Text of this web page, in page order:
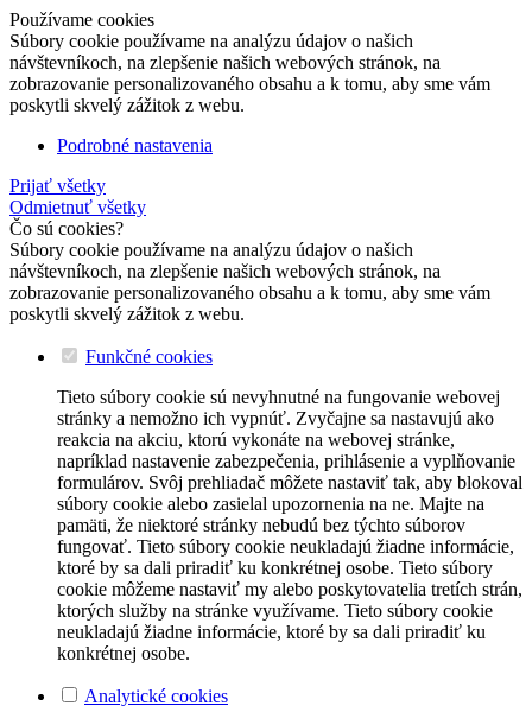
Používame cookies
Súbory cookie používame na analýzu údajov o našich
návštevníkoch, na zlepšenie našich webových stránok, na
zobrazovanie personalizovaného obsahu a k tomu, aby sme vám
poskytli skvelý zážitok z webu.
Podrobné nastavenia
Prijať všetky
Odmietnuť všetky
Čo sú cookies?
Súbory cookie používame na analýzu údajov o našich
návštevníkoch, na zlepšenie našich webových stránok, na
zobrazovanie personalizovaného obsahu a k tomu, aby sme vám
poskytli skvelý zážitok z webu.
Funkčné cookies
Tieto súbory cookie sú nevyhnutné na fungovanie webovej
stránky a nemožno ich vypnúť. Zvyčajne sa nastavujú ako
reakcia na akciu, ktorú vykonáte na webovej stránke,
napríklad nastavenie zabezpečenia, prihlásenie a vyplňovanie
formulárov. Svôj prehliadač môžete nastaviť tak, aby blokoval
súbory cookie alebo zasielal upozornenia na ne. Majte na
pamäti, že niektoré stránky nebudú bez týchto súborov
fungovať. Tieto súbory cookie neukladajú žiadne informácie,
ktoré by sa dali priradiť ku konkrétnej osobe. Tieto súbory
cookie môžeme nastaviť my alebo poskytovatelia tretích strán,
ktorých služby na stránke využívame. Tieto súbory cookie
neukladajú žiadne informácie, ktoré by sa dali priradiť ku
konkrétnej osobe.
Analytické cookies